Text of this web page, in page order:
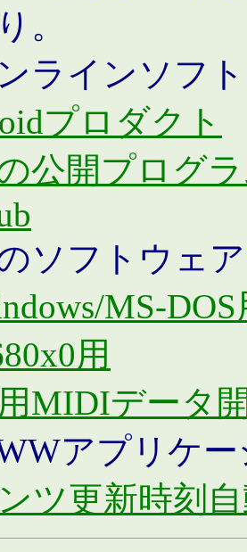
。
ラインソフ
プロダクト
公開プログ
ソフトウェア
MS-DOS
用
MIDIデータ
アプリケ
ツ更新時刻